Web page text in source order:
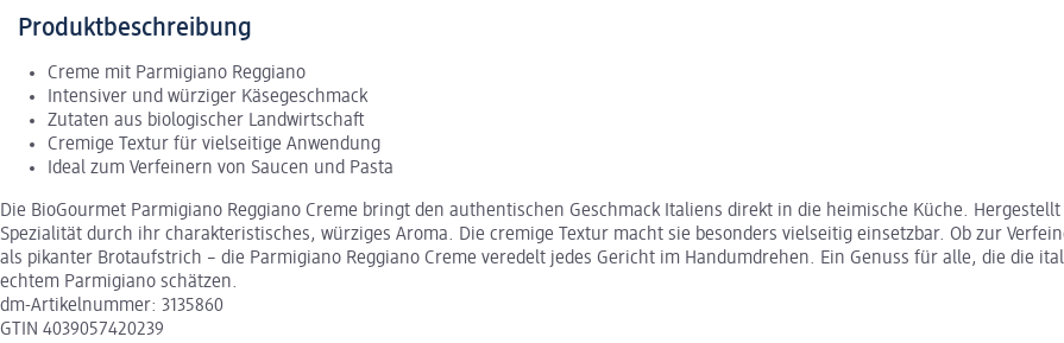
Produktbeschreibung
Creme mit Parmigiano Reggiano
Intensiver und würziger Käsegeschmack
Zutaten aus biologischer Landwirtschaft
Cremige Textur für vielseitige Anwendung
Ideal zum Verfeinern von Saucen und Pasta
Die BioGourmet Parmigiano Reggiano Creme bringt den authentischen Geschmack Italiens direkt in die heimische Küche.
Spezialität durch ihr charakteristisches, würziges Aroma. Die cremige Textur macht sie besonders vielseitig einsetzbar. Ob zur
als pikanter Brotaufstrich – die Parmigiano Reggiano Creme veredelt jedes Gericht im Handumdrehen. Ein Genuss für alle, die die
echtem Parmigiano schätzen.
dm-Artikelnummer: 3135860
GTIN 4039057420239